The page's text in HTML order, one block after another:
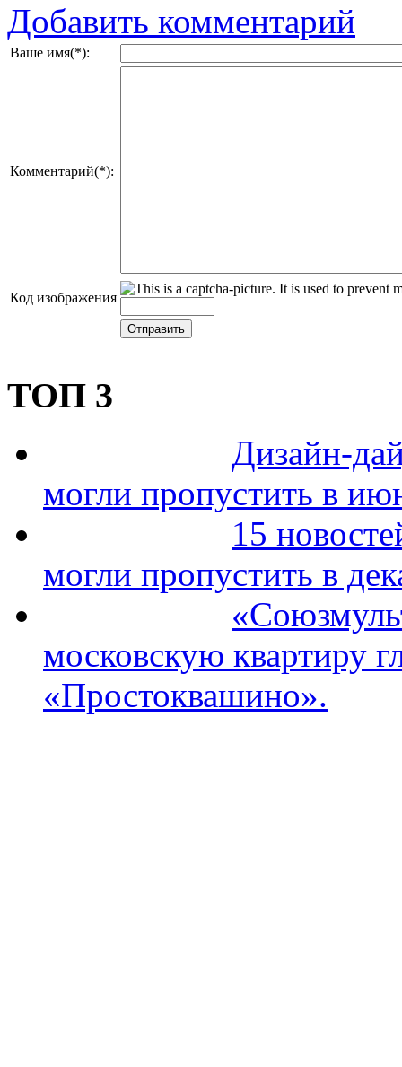
Добавить комментарий
Ваше имя(*):
Комментарий(*):
Код изображения
ТОП 3
Дизайн-
могли пропустить в
15
могли пропустить в
московскую квартиру
«Простоквашино».